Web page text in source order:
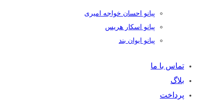
پیانو احسان خواجه امیری
پیانو اسکار هریس
پیانو ایوان بند
تماس با ما
بلاگ
پرداخت